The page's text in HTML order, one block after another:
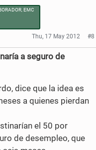
EMC
Thu, 17 May 2012 #8
a seguro de
dice que la idea es
a quienes pierdan
el 50 por
de desempleo, que